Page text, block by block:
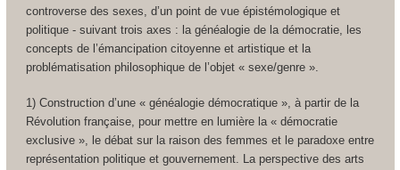
controverse des sexes, d’un point de vue épistémologique et
politique - suivant trois axes : la généalogie de la démocratie, les
concepts de l’émancipation citoyenne et artistique et la
problématisation philosophique de l’objet « sexe/genre ».
1) Construction d’une « généalogie démocratique », à partir de la
Révolution française, pour mettre en lumière la « démocratie
exclusive », le débat sur la raison des femmes et le paradoxe entre
représentation politique et gouvernement. La perspective des arts